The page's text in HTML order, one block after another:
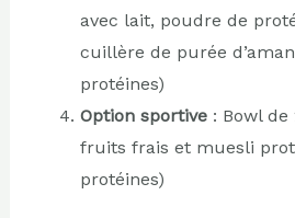
avec lait, poudre de
cuillère de purée
protéines)
Option sportive: Bowl de
fruits frais et muesli
protéines)